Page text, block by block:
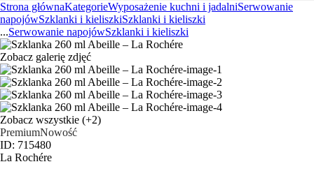
Strona głównaKategorieWyposażenie kuchni i jadalniSerwowanie
napojówSzklanki i kieliszkiSzklanki i kieliszki
...Serwowanie napojówSzklanki i kieliszki
Zobacz galerię zdjęć
Zobacz wszystkie (+2)
PremiumNowość
ID: 715480
La Rochére